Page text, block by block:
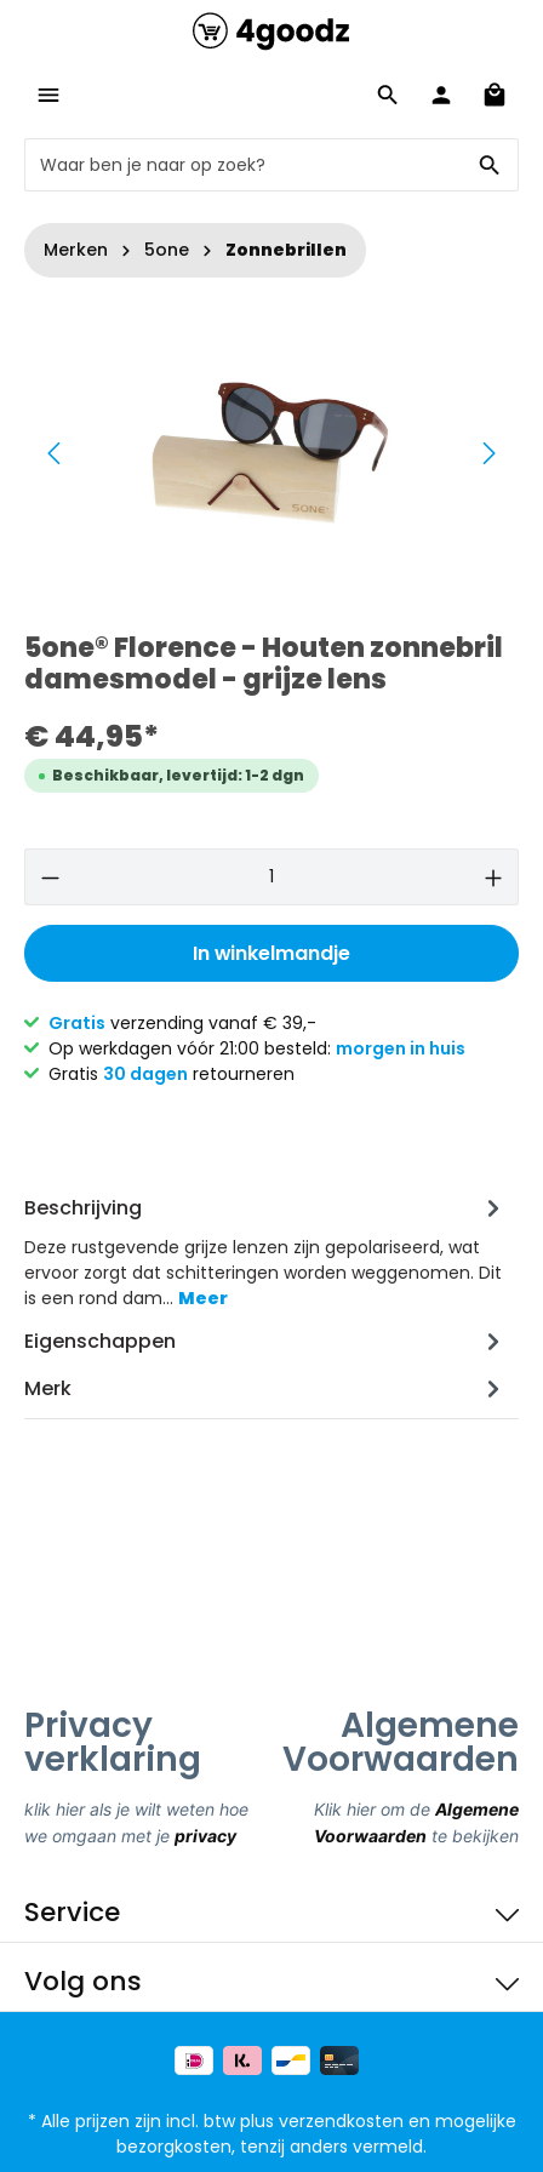
Merken 5one Zonnebrillen
5one® Florence - Houten zonnebril
damesmodel - grijze lens
€ 44,95*
Beschikbaar, levertijd: 1-2 dgn
In winkelmandje
Gratis verzending vanaf € 39,-
Op werkdagen vóór 21:00 besteld: morgen in huis
Gratis 30 dagen retourneren
Beschrijving
Deze rustgevende grijze lenzen zijn gepolariseerd, wat
ervoor zorgt dat schitteringen worden weggenomen. Dit
is een rond dam… Meer
Eigenschappen
Merk
Privacy
verklaring
klik hier als je wilt weten hoe
we omgaan met je privacy
Algemene
Voorwaarden
Klik hier om de Algemene
Voorwaarden te bekijken
Volg ons
Service
* Alle prijzen zijn incl. btw plus verzendkosten en mogelijke
bezorgkosten, tenzij anders vermeld.